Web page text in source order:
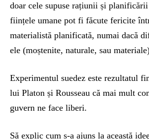
doar cele supuse rațiunii și
ființele umane pot fi făcute fericite
materialistă planificată, numai dacă
ele (moștenite, naturale, sau
Experimentul suedez este rezultatul
lui Platon și Rousseau că mai mult
guvern ne face liberi.
Să explic cum s-a ajuns la această